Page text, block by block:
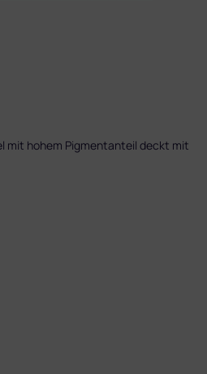
mit hohem Pigmentanteil deckt mit